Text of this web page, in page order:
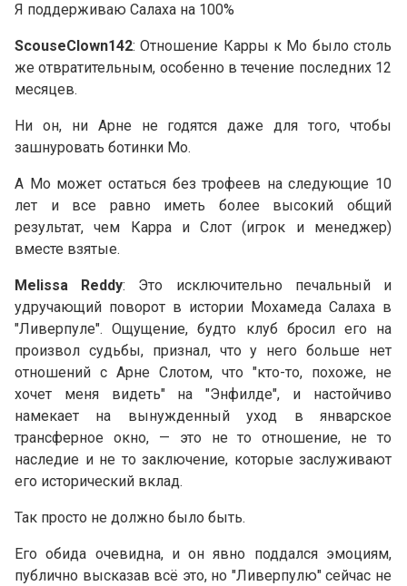
Я поддерживаю Салаха на 100%
ScouseClown142: Отношение Карры к Мо было столь
же отвратительным, особенно в течение последних 12
месяцев.
Ни он, ни Арне не годятся даже для того, чтобы
зашнуровать ботинки Мо.
А Мо может остаться без трофеев на следующие 10
лет и все равно иметь более высокий общий
результат, чем Карра и Слот (игрок и менеджер)
вместе взятые.
Melissa Reddy: Это исключительно печальный и
удручающий поворот в истории Мохамеда Салаха в
"Ливерпуле". Ощущение, будто клуб бросил его на
произвол судьбы, признал, что у него больше нет
отношений с Арне Слотом, что "кто-то, похоже, не
хочет меня видеть" на "Энфилде", и настойчиво
намекает на вынужденный уход в январское
трансферное окно, — это не то отношение, не то
наследие и не то заключение, которые заслуживают
его исторический вклад.
Так просто не должно было быть.
Его обида очевидна, и он явно поддался эмоциям,
публично высказав всё это, но "Ливерпулю" сейчас не